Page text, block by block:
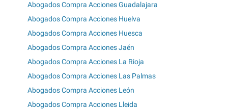
Abogados Compra Acciones Guadalajara
Abogados Compra Acciones Huelva
Abogados Compra Acciones Huesca
Abogados Compra Acciones Jaén
Abogados Compra Acciones La Rioja
Abogados Compra Acciones Las Palmas
Abogados Compra Acciones León
Abogados Compra Acciones Lleida